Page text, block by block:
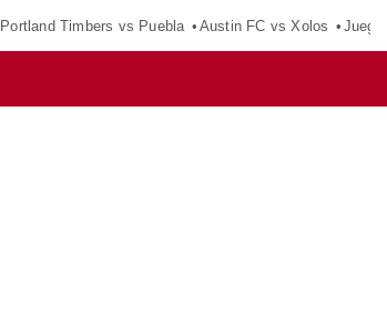
Portland Timbers vs Puebla Austin FC vs Xolos